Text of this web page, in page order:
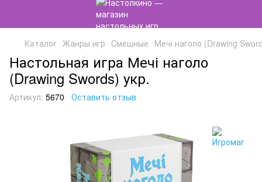
Каталог Жанры игр Смешные Мечі наголо (Drawing
Настольная игра Мечі наголо
(Drawing Swords) укр.
Артикул: 5670 Оставить отзыв